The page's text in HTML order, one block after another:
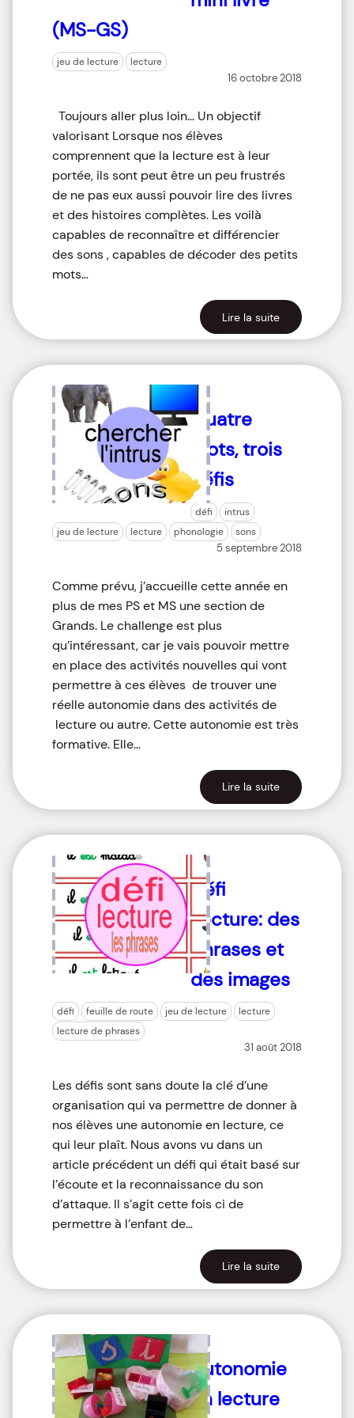
(MS-GS)
jeu de lecture lecture
16 octobre 2018
Toujours aller plus loin… Un objectif
valorisant Lorsque nos élèves
comprennent que la lecture est à leur
portée, ils sont peut être un peu frustrés
de ne pas eux aussi pouvoir lire des livres
et des histoires complètes. Les voilà
capables de reconnaître et différencier
des sons , capables de décoder des petits
mots…
Lire la suite
Quatre
mots, trois
défis
défi
intrus
jeu de lecture
lecture phonologie sons
5 septembre 2018
Comme prévu, j’accueille cette année en
plus de mes PS et MS une section de
Grands. Le challenge est plus
qu’intéressant, car je vais pouvoir mettre
en place des activités nouvelles qui vont
permettre à ces élèves de trouver une
réelle autonomie dans des activités de
lecture ou autre. Cette autonomie est très
formative. Elle…
Lire la suite
Défi
Lecture: des
phrases et
des images
défi feuille de route jeu de lecture
lecture
lecture de phrases
31 août 2018
Les défis sont sans doute la clé d’une
organisation qui va permettre de donner à
nos élèves une autonomie en lecture, ce
qui leur plaît. Nous avons vu dans un
article précédent un défi qui était basé sur
l’écoute et la reconnaissance du son
d’attaque. Il s’agit cette fois ci de
permettre à l’enfant de…
Lire la suite
Autonomie
en lecture